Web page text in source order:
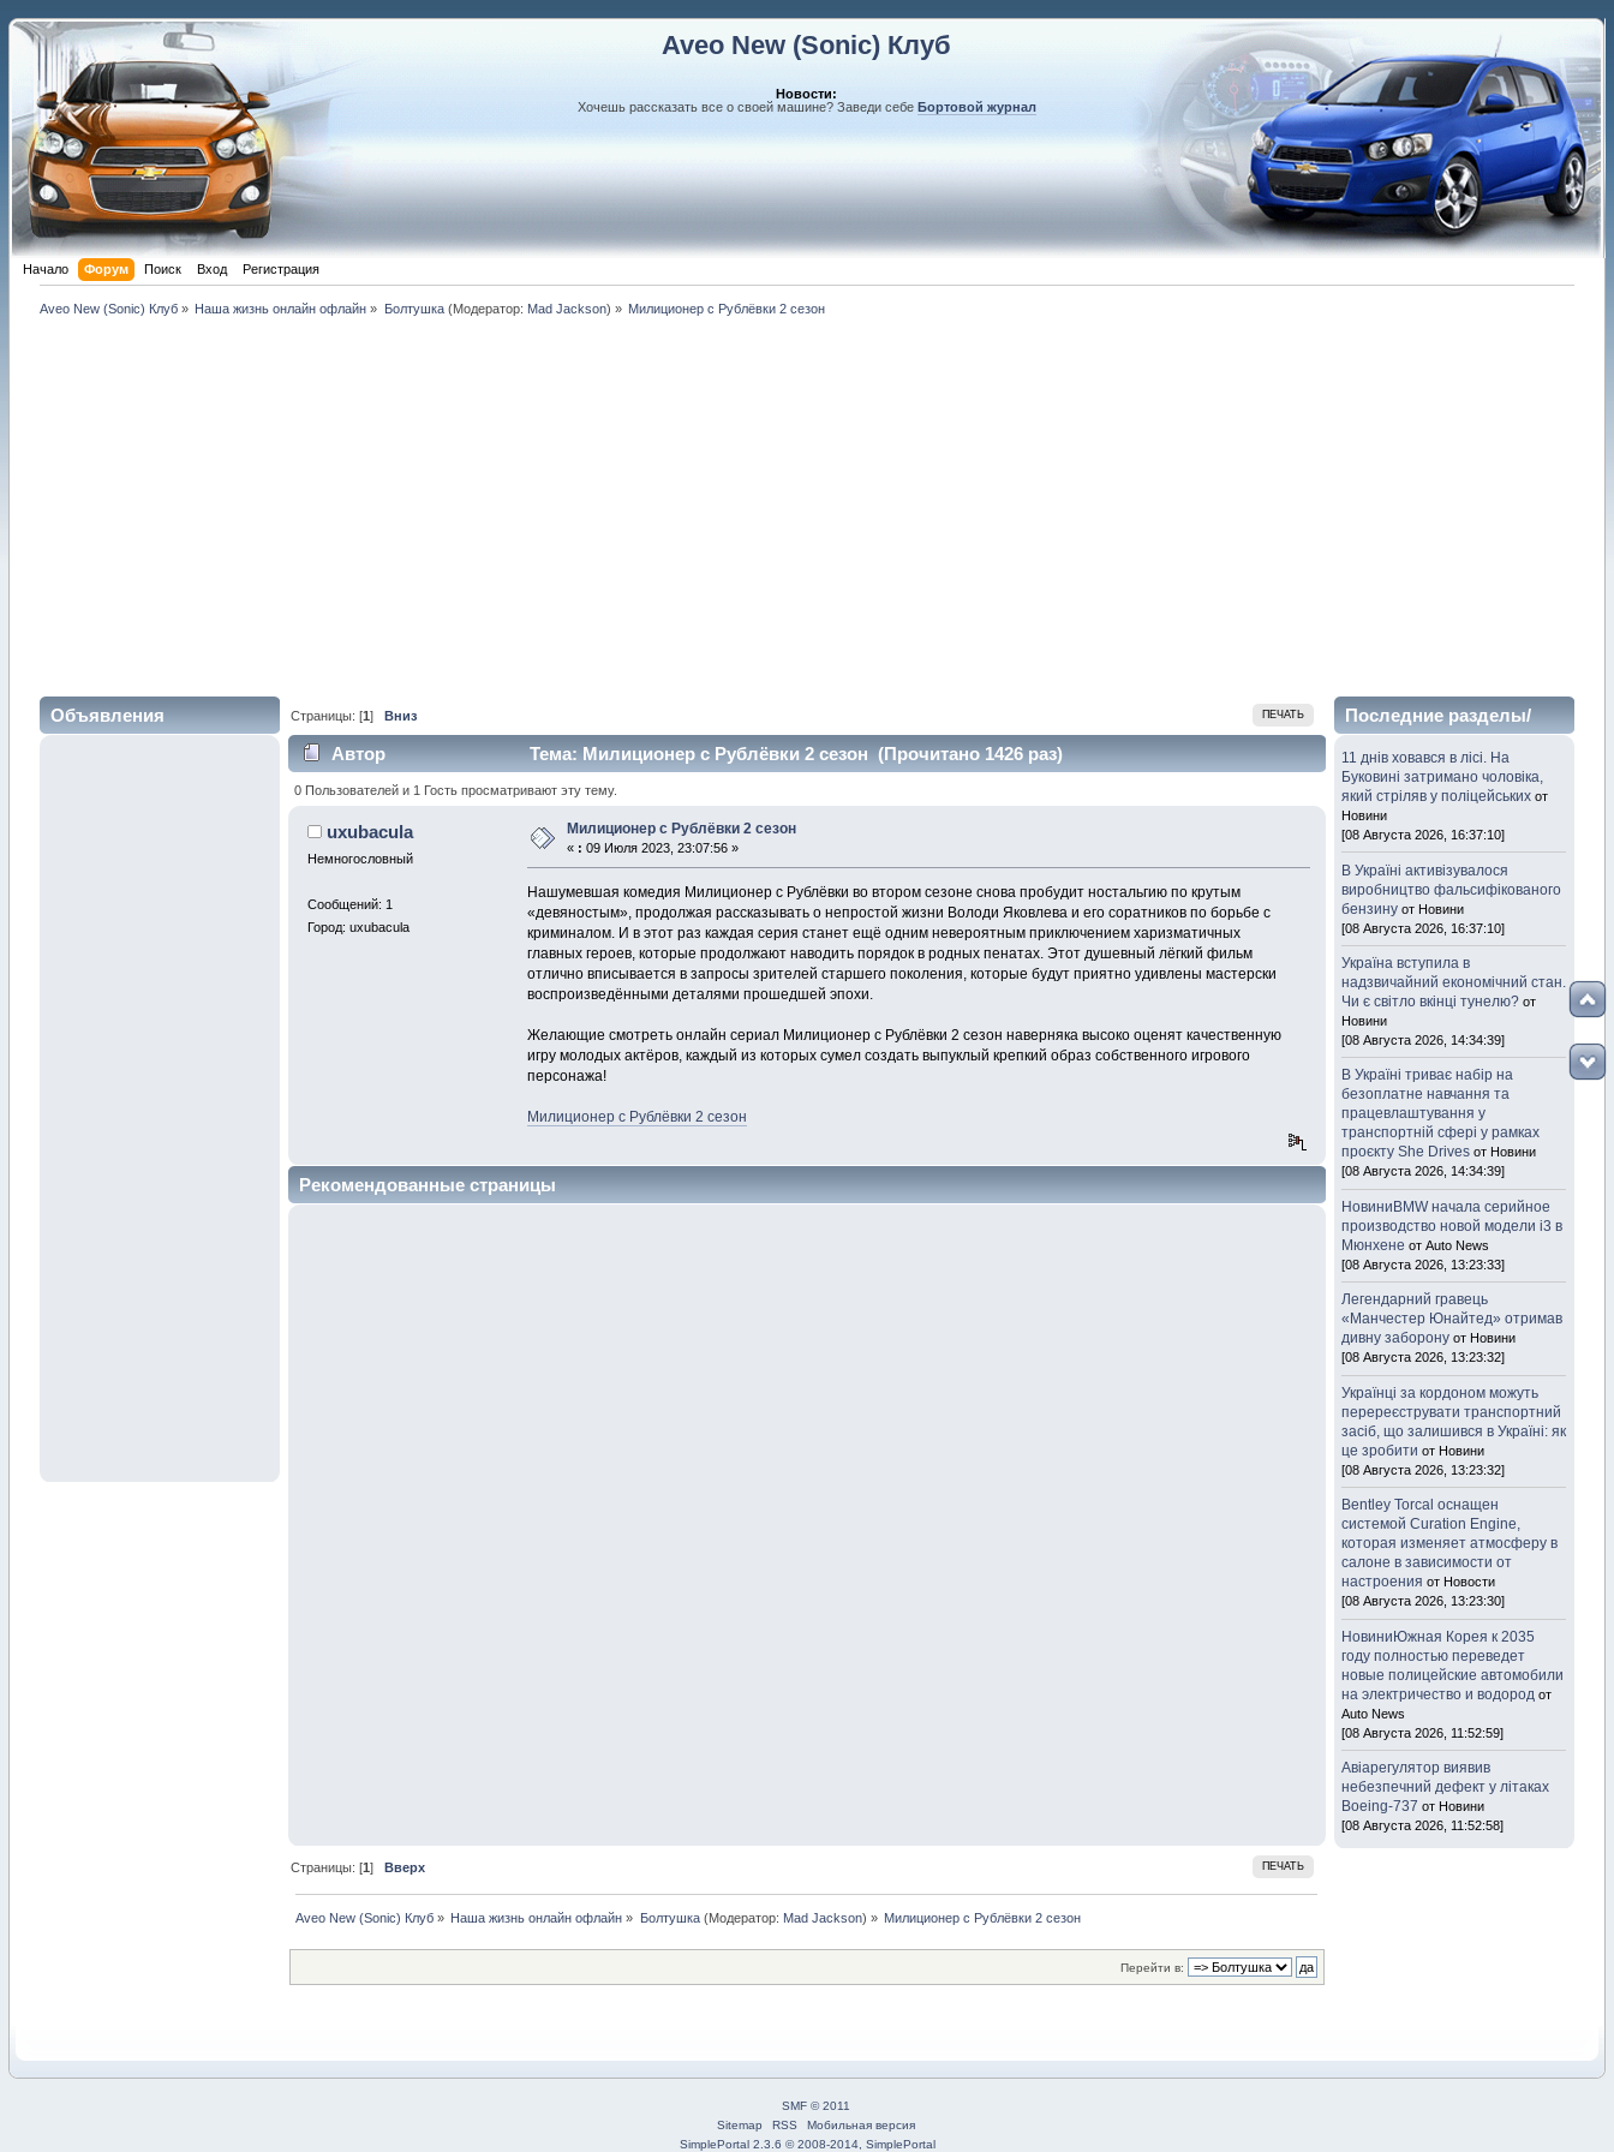
Aveo New (Sonic) Клуб
Новости:
Хочешь рассказать все о своей машине? Заведи себе Бортовой журнал
Начало Форум Поиск Вход Регистрация
Aveo New (Sonic) Клуб» Наша жизнь онлайн офлайн » Болтушка(Модератор: Mad Jackson) » Милиционер с Рублёвки 2 сезон
Объявления ПЕЧАТЬ
Страницы: [1] Вниз
Автор Тема: Милиционер с Рублёвки 2 сезон (Прочитано 1426 раз)
0 Пользователей и 1 Гость просматривают эту тему.
uxubacula
Немногословный
Сообщений: 1
Город: uxubacula
Милиционер с Рублёвки 2 сезон
« : 09 Июля 2023, 23:07:56 »
Нашумевшая комедия Милиционер с Рублёвки во втором сезоне снова пробудит ностальгию по крутым
«девяностым», продолжая рассказывать о непростой жизни Володи Яковлева и его соратников по борьбе с
криминалом. И в этот раз каждая серия станет ещё одним невероятным приключением харизматичных
главных героев, которые продолжают наводить порядок в родных пенатах. Этот душевный лёгкий фильм
отлично вписывается в запросы зрителей старшего поколения, которые будут приятно удивлены мастерски
воспроизведёнными деталями прошедшей эпохи.
Желающие смотреть онлайн сериал Милиционер с Рублёвки 2 сезон наверняка высоко оценят качественную
игру молодых актёров, каждый из которых сумел создать выпуклый крепкий образ собственного игрового
персонажа!
Милиционер с Рублёвки 2 сезон
Рекомендованные страницы
ПЕЧАТЬ
Страницы: [1] Вверх
Aveo New (Sonic) Клуб» Наша жизнь онлайн офлайн » Болтушка(Модератор: Mad Jackson) » Милиционер с Рублёвки 2 сезон
Перейти в:
Последние разделы/
темы
11 днів ховався в лісі. На
Буковині затримано чоловіка,
який стріляв у поліцейських от
Новини
[08 Августа 2026, 16:37:10]
В Україні активізувалося
виробництво фальсифікованого
бензину от Новини
[08 Августа 2026, 16:37:10]
Україна вступила в
надзвичайний економічний стан.
Чи є світло вкінці тунелю? от
Новини
[08 Августа 2026, 14:34:39]
В Україні триває набір на
безоплатне навчання та
працевлаштування у
транспортній сфері у рамках
проєкту She Drives от Новини
[08 Августа 2026, 14:34:39]
НовиниBMW начала серийное
производство новой модели i3 в
Мюнхене от Auto News
[08 Августа 2026, 13:23:33]
Легендарний гравець
«Манчестер Юнайтед» отримав
дивну заборону от Новини
[08 Августа 2026, 13:23:32]
Українці за кордоном можуть
перереєструвати транспортний
засіб, що залишився в Україні: як
це зробити от Новини
[08 Августа 2026, 13:23:32]
Bentley Torcal оснащен
системой Curation Engine,
которая изменяет атмосферу в
салоне в зависимости от
настроения от Новости
[08 Августа 2026, 13:23:30]
НовиниЮжная Корея к 2035
году полностью переведет
новые полицейские автомобили
на электричество и водород от
Auto News
[08 Августа 2026, 11:52:59]
Авіарегулятор виявив
небезпечний дефект у літаках
Boeing-737 от Новини
[08 Августа 2026, 11:52:58]
SMF © 2011
Sitemap
RSS
Мобильная версия
SimplePortal 2.3.6 © 2008-2014, SimplePortal